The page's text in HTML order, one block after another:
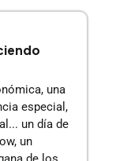
una
especial,
un día de
un